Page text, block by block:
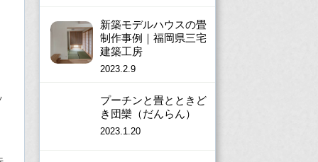
新築モデルハウスの畳
制作事例｜福岡県三宅
建築工房
2023.2.9
プーチンと畳とときど
き団欒（だんらん）
2023.1.20